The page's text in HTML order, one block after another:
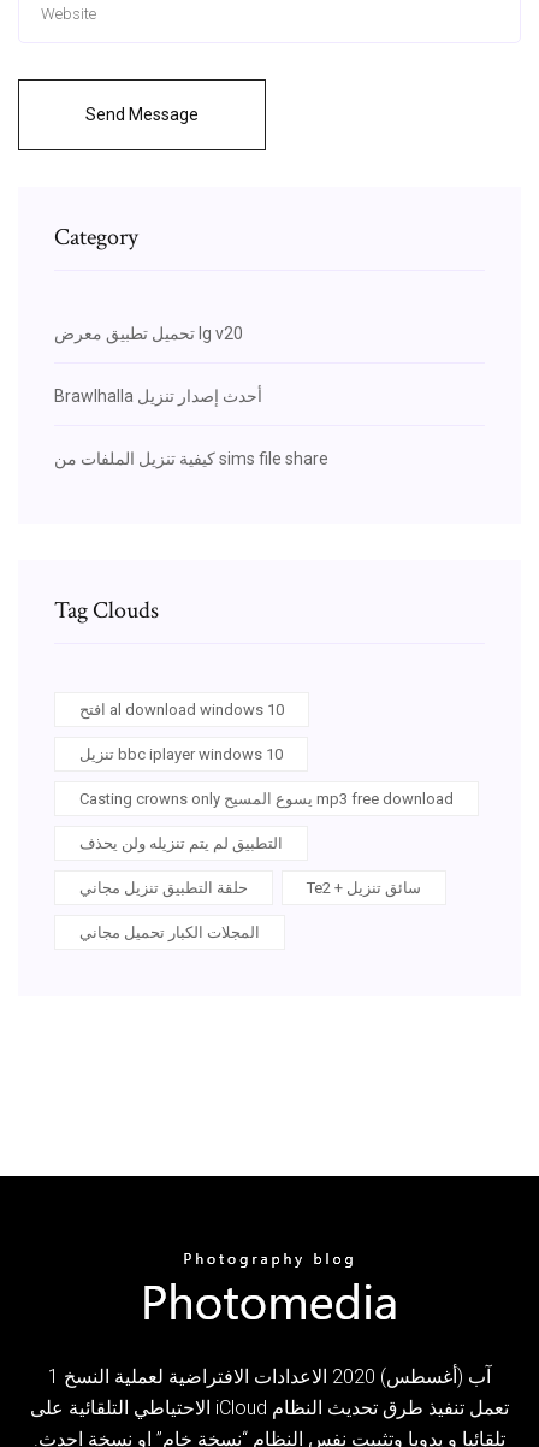
Send Message
Category
تحميل تطبيق معرض lg v20
Brawlhalla أحدث إصدار تنزيل
كيفية تنزيل الملفات من sims file share
Tag Clouds
افتح al download windows 10
تنزيل bbc iplayer windows 10
Casting crowns only يسوع المسيح mp3 free download
التطبيق لم يتم تنزيله ولن يحذف
حلقة التطبيق تنزيل مجاني Te2 + سائق تنزيل
المجلات الكبار تحميل مجاني
1 آب (أغسطس) 2020 الاعدادات الافتراضية لعملية النسخ
الاحتياطي التلقائية على iCloud تعمل تنفيذ طرق تحديث النظام
تلقائيا و يدويا وتثبيت نفس النظام “نسخة خام” او نسخة احدث.